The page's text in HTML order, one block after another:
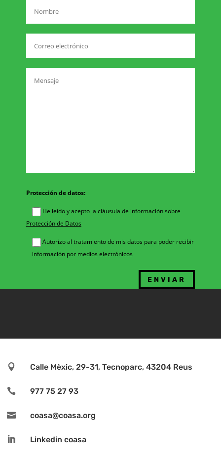
Protección de datos:
He leído y acepto la cláusula de información sobre
Protección de Datos
Autorizo al tratamiento de mis datos para poder recibir
información por medios electrónicos
 Calle Mèxic, 29-31, Tecnoparc, 43204 Reus
 977 75 27 93
 coasa@coasa.org
 Linkedin coasa